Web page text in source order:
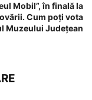
Mobil”, în finală la
Cum poți vota
Muzeului Județean